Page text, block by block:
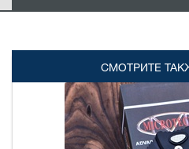
СМОТРИТЕ